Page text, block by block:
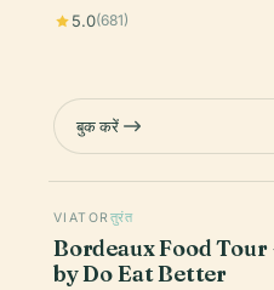
5.0(681)
बुक करें
VIATOR तुरंत
Bordeaux Food
by Do Eat Better